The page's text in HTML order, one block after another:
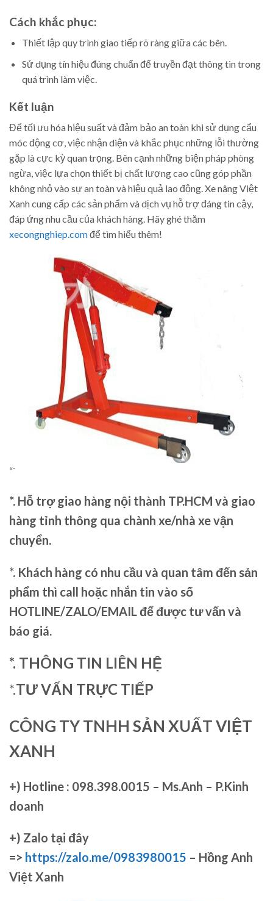
Cách khắc phục:
Thiết lập quy trình giao tiếp rõ ràng giữa các bên.
Sử dụng tín hiệu đúng chuẩn để truyền đạt thông tin trong
quá trình làm việc.
Kết luận
Để tối ưu hóa hiệu suất và đảm bảo an toàn khi sử dụng cẩu
móc động cơ, việc nhận diện và khắc phục những lỗi thường
gặp là cực kỳ quan trọng. Bên cạnh những biện pháp phòng
ngừa, việc lựa chọn thiết bị chất lượng cao cũng góp phần
không nhỏ vào sự an toàn và hiệu quả lao động. Xe nâng Việt
Xanh cung cấp các sản phẩm và dịch vụ hỗ trợ đáng tin cậy,
đáp ứng nhu cầu của khách hàng. Hãy ghé thăm
xecongnghiep.comđể tìm hiểu thêm!
“`
*. Hỗ trợ giao hàng nội thành TP.HCM và giao
hàng tỉnh thông qua chành xe/nhà xe vận
chuyển.
*. Khách hàng có nhu cầu và quan tâm đến sản
phẩm thì call hoặc nhắn tin vào số
HOTLINE/ZALO/EMAIL để được tư vấn và
báo giá.
*. THÔNG TIN LIÊN HỆ
*.TƯ VẤN TRỰC TIẾP
CÔNG TY TNHH SẢN XUẤT VIỆT
XANH
+) Hotline : 098.398.0015 – Ms.Anh – P.Kinh
doanh
+) Zalo tại đây
=> https://zalo.me/0983980015 – Hồng Anh
Việt Xanh